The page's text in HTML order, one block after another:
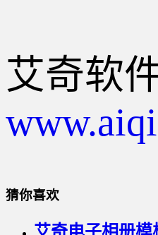
艾奇软
猜你喜欢
艾奇电子相册